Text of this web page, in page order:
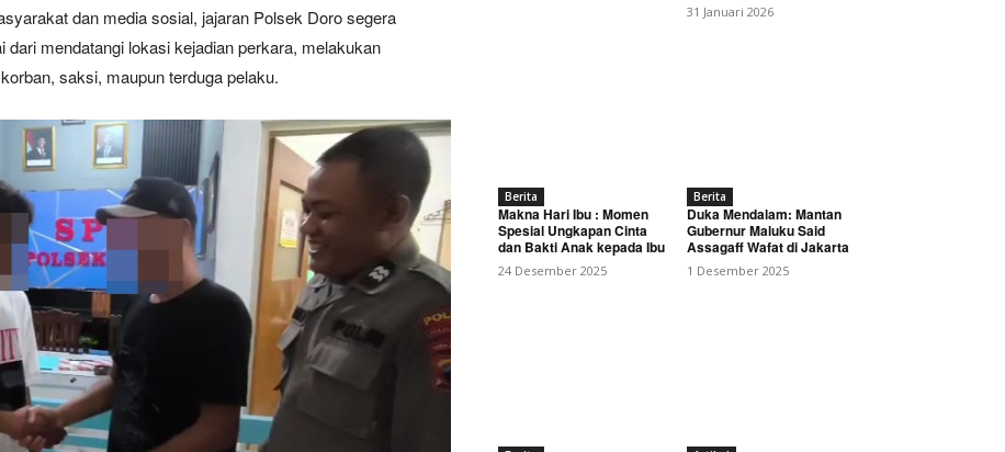
NOW
Warga Rawagempol Kulon Roboh Akibat Kayu Penyangga Lapuk, Warga Harapkan
dan media sosial, jajaran Polsek Doro segera
mendatangi lokasi kejadian perkara, melakukan
saksi, maupun terduga pelaku.
31 Januari 2026
Berita
Makna Hari Ibu : Momen
Spesial Ungkapan Cinta
dan Bakti Anak kepada Ibu
24 Desember 2025
Berita
Duka Mendalam: Mantan
Gubernur Maluku Said
Assagaff Wafat di Jakarta
1 Desember 2025